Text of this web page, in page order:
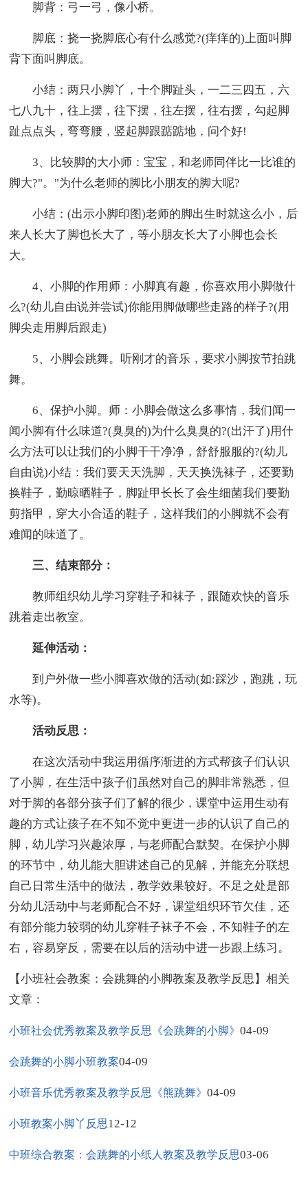
脚背：弓一弓，像小桥。
脚底：挠一挠脚底心有什么感觉?(痒痒的)上面叫脚
背下面叫脚底。
小结：两只小脚丫，十个脚趾头，一二三四五，六
七八九十，往上摆，往下摆，往左摆，往右摆，勾起脚
趾点点头，弯弯腰，竖起脚跟踮踮地，问个好!
3、比较脚的大小师：宝宝，和老师同伴比一比谁的
脚大?"。"为什么老师的脚比小朋友的脚大呢?
小结：(出示小脚印图)老师的脚出生时就这么小，后
来人长大了脚也长大了，等小朋友长大了小脚也会长
大。
4、小脚的作用师：小脚真有趣，你喜欢用小脚做什
么?(幼儿自由说并尝试)你能用脚做哪些走路的样子?(用
脚尖走用脚后跟走)
5、小脚会跳舞。听刚才的音乐，要求小脚按节拍跳
舞。
6、保护小脚。师：小脚会做这么多事情，我们闻一
闻小脚有什么味道?(臭臭的)为什么臭臭的?(出汗了)用什
么方法可以让我们的小脚干干净净，舒舒服服的?(幼儿
自由说)小结：我们要天天洗脚，天天换洗袜子，还要勤
换鞋子，勤晾晒鞋子，脚趾甲长长了会生细菌我们要勤
剪指甲，穿大小合适的鞋子，这样我们的小脚就不会有
难闻的味道了。
三、结束部分：
教师组织幼儿学习穿鞋子和袜子，跟随欢快的音乐
跳着走出教室。
延伸活动：
到户外做一些小脚喜欢做的活动(如:踩沙，跑跳，玩
水等)。
活动反思：
在这次活动中我运用循序渐进的方式帮孩子们认识
了小脚，在生活中孩子们虽然对自己的脚非常熟悉，但
对于脚的各部分孩子们了解的很少，课堂中运用生动有
趣的方式让孩子在不知不觉中更进一步的认识了自己的
脚，幼儿学习兴趣浓厚，与老师配合默契。在保护小脚
的环节中，幼儿能大胆讲述自己的见解，并能充分联想
自己日常生活中的做法，教学效果较好。不足之处是部
分幼儿活动中与老师配合不好，课堂组织环节欠佳，还
有部分能力较弱的幼儿穿鞋子袜子不会，不知鞋子的左
右，容易穿反，需要在以后的活动中进一步跟上练习。
【小班社会教案：会跳舞的小脚教案及教学反思】相关
文章：
小班社会优秀教案及教学反思《会跳舞的小脚》04-09
会跳舞的小脚小班教案04-09
小班音乐优秀教案及教学反思《熊跳舞》04-09
小班教案小脚丫反思12-12
中班综合教案：会跳舞的小纸人教案及教学反思03-06